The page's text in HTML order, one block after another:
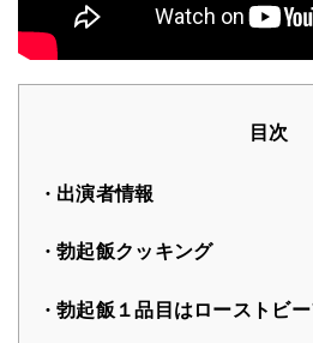
目次
出演者情報
勃起飯クッキング
勃起飯１品目はローストビー